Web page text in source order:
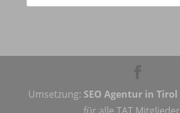
Umsetzung: SEO Agentur in Tirol